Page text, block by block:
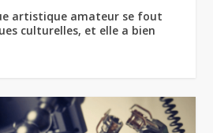
artistique amateur se fout
culturelles, et elle a bien